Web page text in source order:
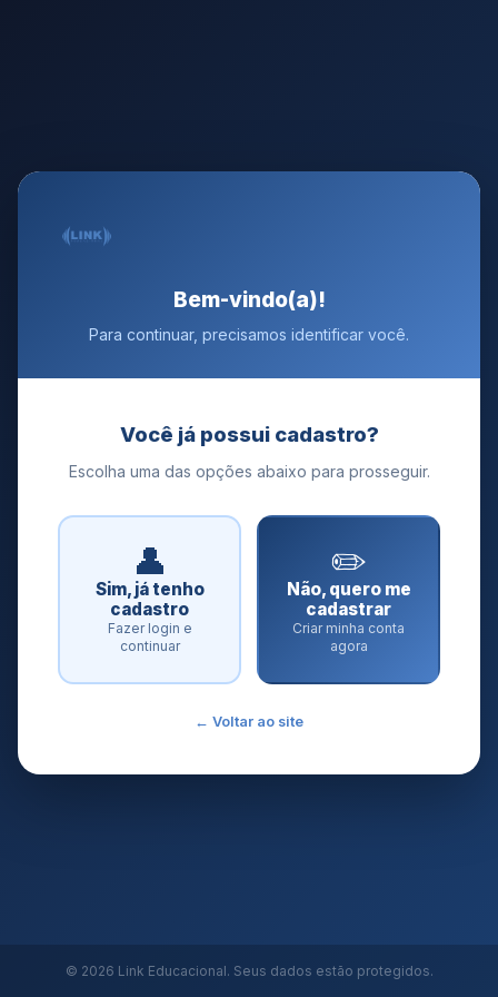
Bem-vindo(a)!
Para continuar, precisamos identificar você.
Você já possui cadastro?
Escolha uma das opções abaixo para prosseguir.
👤
Sim, já tenho
cadastro
Fazer login e
continuar
✏️
Não, quero me
cadastrar
Criar minha conta
agora
← Voltar ao site
© 2026 Link Educacional. Seus dados estão protegidos.